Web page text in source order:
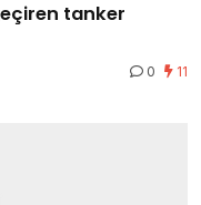
tanker
0 11